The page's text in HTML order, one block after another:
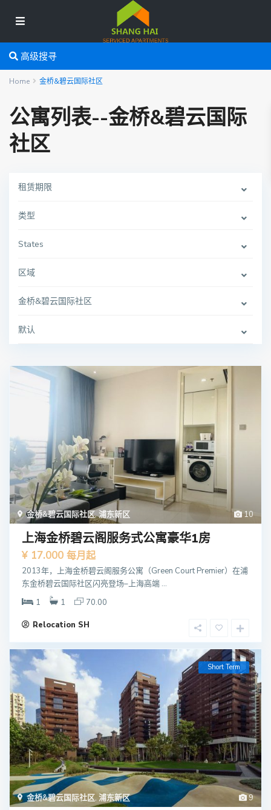
高级搜寻
Home 金桥&碧云国际社区
公寓列表--金桥&碧云国际
社区
租赁期限
类型
States
区域
金桥&碧云国际社区
默认
10
金桥&碧云国际社区,浦东新区
上海金桥碧云阁服务式公寓豪华1房
¥ 17.000 每月起
2013年，上海金桥碧云阁服务公寓（Green Court Premier）在浦
东金桥碧云国际社区闪亮登场–上海高端 ...
1
1 70.00
Relocation SH
9
金桥&碧云国际社区, 浦东新区
Short Term